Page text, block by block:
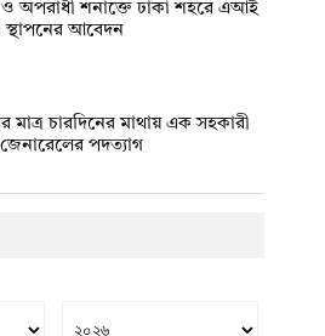
অপরাধী শনাক্তে ঢাকা শহরে এআই
স্থাপনের আবেদন
মাত্র চারদিনের মাথায় এক সহকারী
জেনারেলের পদত্যাগ